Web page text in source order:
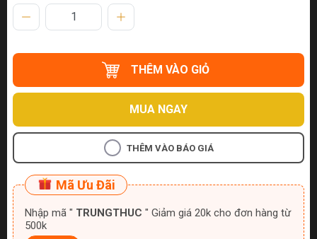
THÊM VÀO GIỎ
MUA NGAY
THÊM VÀO BÁO GIÁ
Mã Ưu Đãi
Nhập mã " TRUNGTHUC " Giảm giá 20k cho đơn hàng từ
500k